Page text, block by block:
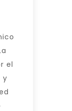
el
y